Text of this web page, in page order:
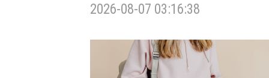
2026-08-07 03:16:38